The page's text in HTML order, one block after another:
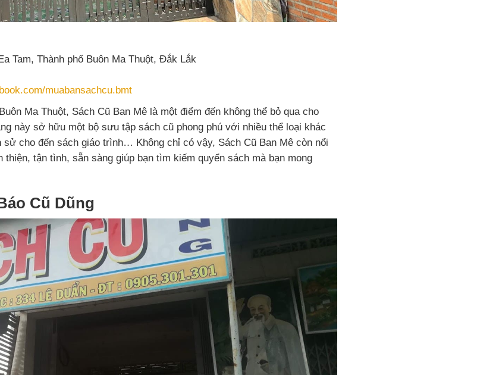
Tam, Thành phố Buôn Ma Thuột, Đắk Lắk
muabansachcu.bmt
Ma Thuột, Sách Cũ Ban Mê là một điểm đến không thể bỏ qua cho
này sở hữu một bộ sưu tập sách cũ phong phú với nhiều thể loại khác
cho đến sách giáo trình… Không chỉ có vậy, Sách Cũ Ban Mê còn nổi
thiện, tận tình, sẵn sàng giúp bạn tìm kiếm quyển sách mà bạn mong
Cũ Dũng